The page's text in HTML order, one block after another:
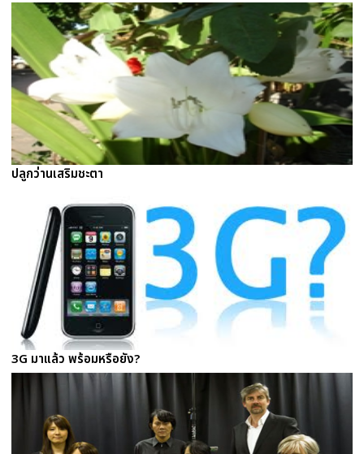
ปลูกว่านเสริมชะตา
3G มาแล้ว พร้อมหรือยัง?